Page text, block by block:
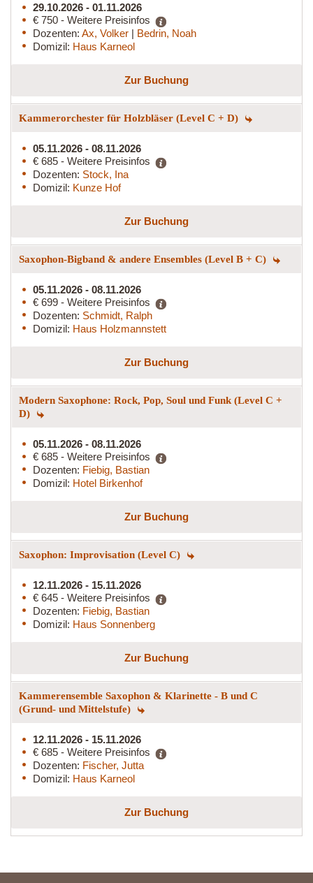
29.10.2026 - 01.11.2026
€ 750 - Weitere Preisinfos
Dozenten: Ax, Volker | Bedrin, Noah
Domizil: Haus Karneol
Zur Buchung
Kammerorchester für Holzbläser (Level C + D)
05.11.2026 - 08.11.2026
€ 685 - Weitere Preisinfos
Dozenten: Stock, Ina
Domizil: Kunze Hof
Zur Buchung
Saxophon-Bigband & andere Ensembles (Level B + C)
05.11.2026 - 08.11.2026
€ 699 - Weitere Preisinfos
Dozenten: Schmidt, Ralph
Domizil: Haus Holzmannstett
Zur Buchung
Modern Saxophone: Rock, Pop, Soul und Funk (Level C +
D)
05.11.2026 - 08.11.2026
€ 685 - Weitere Preisinfos
Dozenten: Fiebig, Bastian
Domizil: Hotel Birkenhof
Zur Buchung
Saxophon: Improvisation (Level C)
12.11.2026 - 15.11.2026
€ 645 - Weitere Preisinfos
Dozenten: Fiebig, Bastian
Domizil: Haus Sonnenberg
Zur Buchung
Kammerensemble Saxophon & Klarinette - B und C
(Grund- und Mittelstufe)
12.11.2026 - 15.11.2026
€ 685 - Weitere Preisinfos
Dozenten: Fischer, Jutta
Domizil: Haus Karneol
Zur Buchung